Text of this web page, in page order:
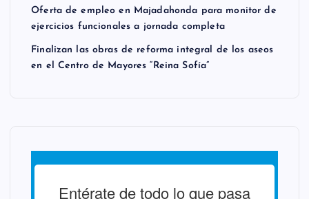
Oferta de empleo en Majadahonda para monitor de
ejercicios funcionales a jornada completa
Finalizan las obras de reforma integral de los aseos
en el Centro de Mayores “Reina Sofía”